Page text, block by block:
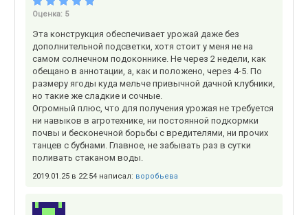
Оценка: 5
Эта конструкция обеспечивает урожай даже без
дополнительной подсветки, хотя стоит у меня не на
самом солнечном подоконнике. Не через 2 недели, как
обещано в аннотации, а, как и положено, через 4-5. По
размеру ягоды куда мельче привычной дачной клубники,
но такие же сладкие и сочные.
Огромный плюс, что для получения урожая не требуется
ни навыков в агротехнике, ни постоянной подкормки
почвы и бесконечной борьбы с вредителями, ни прочих
танцев с бубнами. Главное, не забывать раз в сутки
поливать стаканом воды.
2019.01.25 в 22:54 написал: воробьева